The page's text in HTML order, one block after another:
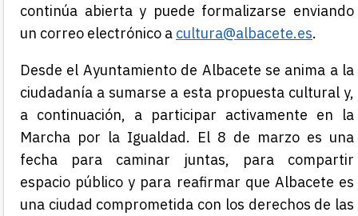
continúa abierta y puede formalizarse enviando
un correo electrónico a cultura@albacete.es.
Desde el Ayuntamiento de Albacete se anima a la
ciudadanía a sumarse a esta propuesta cultural y,
a continuación, a participar activamente en la
Marcha por la Igualdad. El 8 de marzo es una
fecha para caminar juntas, para compartir
espacio público y para reafirmar que Albacete es
una ciudad comprometida con los derechos de las